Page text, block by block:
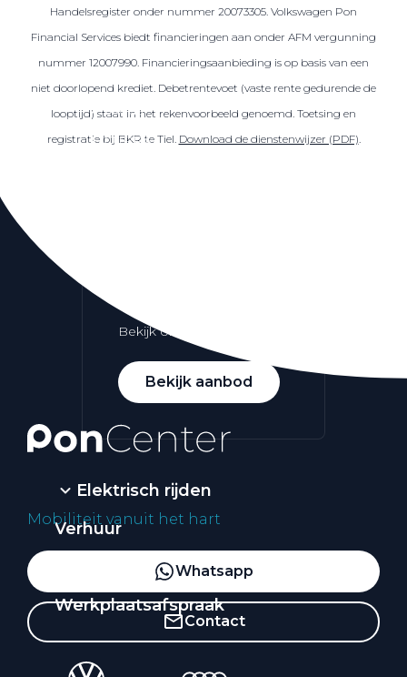
Aanbod elektrisch
Škoda
CUPRA
Bekijk ons aanbod
Bekijk aanbod
Elektrisch rijden
Verhuur
Vestigingen
Werkplaatsafspraak
Handelsregister onder nummer 20073305. Volkswagen Pon
Financial Services biedt financieringen aan onder AFM vergunning
nummer 12007990. Financieringsaanbieding is op basis van een
niet doorlopend krediet. Debetrentevoet (vaste rente gedurende de
looptijd) staat in het rekenvoorbeeld genoemd. Toetsing en
registratie bij BKR te Tiel. Download de dienstenwijzer (PDF).
Mobiliteit vanuit het hart
Whatsapp
Contact